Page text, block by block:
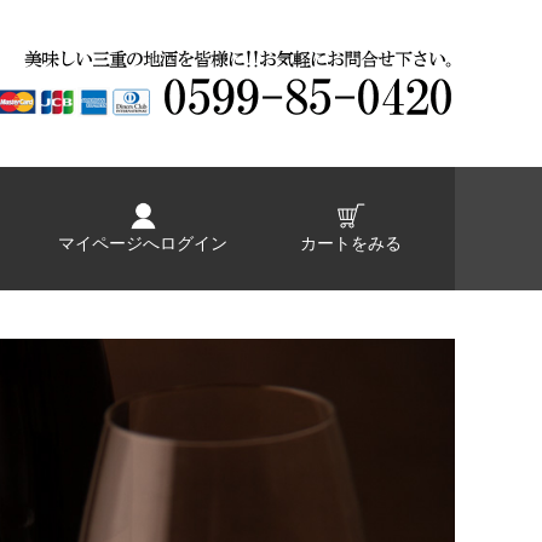
マイページへログイン カートをみる